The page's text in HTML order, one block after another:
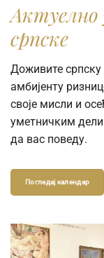
Ukoliko
odgovara vam
možete je
Ukoliko vam je
publikovanja ili
Zahtev
Актуелно
српске
Доживите српску
амбијенту
своје мисли и
уметничким
да вас поведу.
Погледај календар